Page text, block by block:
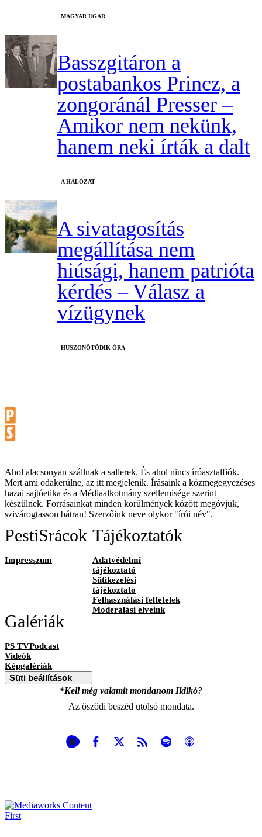
MAGYAR UGAR
Basszgitáron a
postabankos Princz, a
zongoránál Presser –
Amikor nem nekünk,
hanem neki írták a dalt
A HÁLÓZAT
A sivatagosítás
megállítása nem
hiúsági, hanem patrióta
kérdés – Válasz a
vízügynek
HUSZONÖTÖDIK ÓRA
Ahol alacsonyan szállnak a sallerek. És ahol nincs íróasztalfiók.
Mert ami odakerülne, az itt megjelenik. Írásaink a közmegegyezéses
hazai sajtóetika és a Médiaalkotmány szellemisége szerint
készülnek. Forrásainkat minden körülmények között megóvjuk,
szivárogtasson bátran! Szerzőink neve olykor "írói név".
PestiSrácok
Impresszum
Tájékoztatók
Adatvédelmi
tájékoztató
Sütikezelési
tájékoztató
Felhasználási feltételek
Moderálási elveink
Galériák
PS TVPodcast
Videók
Képgalériák
Süti beállítások
*Kell még valamit mondanom Ildikó?
Az őszödi beszéd utolsó mondata.